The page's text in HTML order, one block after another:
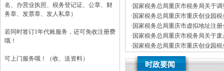
名、办营业执照、税务登记证、公章、财
务章、发票章、发人私章）
若同时签订1年代账服务，还可免收注册费
哦！
可上门服务哦！（收、送资料）
B.重庆公司新设立、变更、验资
C.代办重庆个体营业执照新设立
D.重庆进出口权代办（新设立、
E.协助一般纳税人申请
F.内资公司税务代理（新公司税
G.代理商标注册（设计及申请）
H.注册香港公司
I.内资公司重庆分公司新设立、变
· 国家税务总局重庆市税务局关于
车行业纳税人征收管理方式的公司
· 国家税务总局重庆市重庆创业园税
开招聘事业单位工作人员体检公告
· 国家税务总局重庆市虚拟地址注册
年度拟录用公务员公示公告（第一
· 国家税务总局重庆市税务局关于
局重庆市税务局关于发布修订后的
· 国家税务总局重庆市重庆创业园税
开招聘事业单位工作人员笔试公告
国家税务总局重庆市税务局关于
税商店名单和“即买即退”商店名单
时政要闻